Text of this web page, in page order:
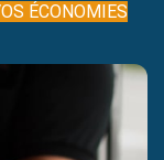
ÉCONOMIES